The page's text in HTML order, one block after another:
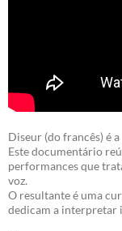
Diseur (do francês) é
Este documentário
performances que
voz.
O resultante é uma
dedicam a interpretar